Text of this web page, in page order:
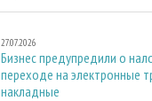
27.07.2026
Бизнес предупредили о
переходе на электронные
накладные